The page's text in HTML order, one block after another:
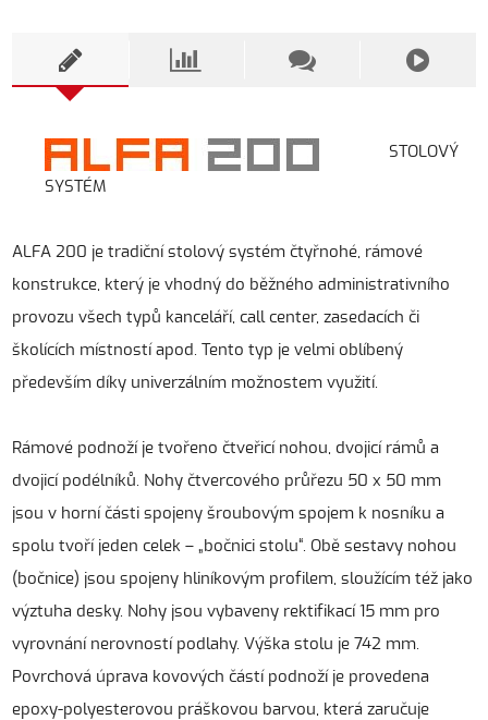
STOLOVÝ
SYSTÉM
ALFA 200 je tradiční stolový systém čtyřnohé, rámové
konstrukce, který je vhodný do běžného administrativního
provozu všech typů kanceláří, call center, zasedacích či
školících místností apod. Tento typ je velmi oblíbený
především díky univerzálním možnostem využití.
Rámové podnoží je tvořeno čtveřicí nohou, dvojicí rámů a
dvojicí podélníků. Nohy čtvercového průřezu 50 x 50 mm
jsou v horní části spojeny šroubovým spojem k nosníku a
spolu tvoří jeden celek – „bočnici stolu“. Obě sestavy nohou
(bočnice) jsou spojeny hliníkovým profilem, sloužícím též jako
výztuha desky. Nohy jsou vybaveny rektifikací 15 mm pro
vyrovnání nerovností podlahy. Výška stolu je 742 mm.
Povrchová úprava kovových částí podnoží je provedena
epoxy-polyesterovou práškovou barvou, která zaručuje